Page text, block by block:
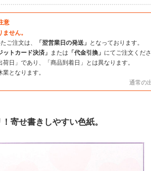
意
せん。
ご注文は、
「翌営業日の発送」 となっております。
ットカード決済」 または 「代金引換」 にてご注文くださ
荷日」であり、「商品到着日」とは異なります。
となります。
通常の
寄せ書きしやすい色紙。